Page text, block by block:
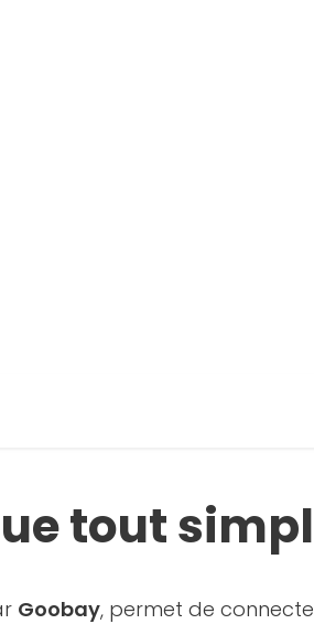
tout
Goobay, permet de